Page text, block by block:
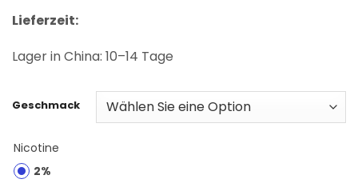
Lieferzeit:
Lager in China: 10–14 Tage
Geschmack
Nicotine
2%